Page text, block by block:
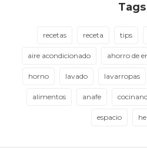
Tags
recetas receta tips
aire acondicionado ahorro de
horno lavado lavarropas
alimentos anafe
espacio